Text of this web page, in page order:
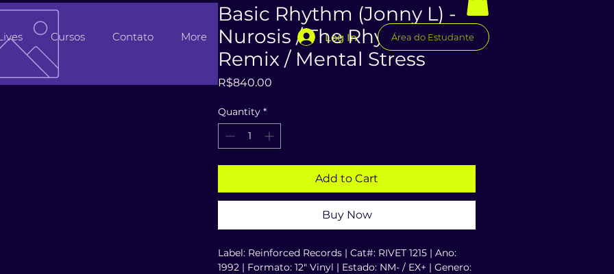
Basic Rhythm (Jonny L) -
Nurosis / The Rhyme
Remix / Mental Stress
R$840.00
Quantity *
Add to Cart
Buy Now
Label: Reinforced Records | Cat#: RIVET 1215 | Ano:
1992 | Formato: 12" Vinyl | Estado: NM- / EX+ | Genero:
Cursos Contato More Log In Área do Estudante